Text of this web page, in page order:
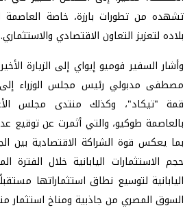
تشهده من تطورات بارزة، خاصة العاصمة
بلاده لتعزيز التعاون الاقتصادي والاستثماري.
وأشار السفير فوميو إيواي إلى الزيارة
مصطفى مدبولي رئيس مجلس الوزراء
قمة "تيكاد"، وكذلك منتدى مجلس
بالعاصمة طوكيو، والتي أثمرت عن توقيع
بما يعكس قوة الشراكة الاقتصادية بين
حجم الاستثمارات اليابانية خلال
اليابانية لتوسيع نطاق استثماراتها
السوق المصري من جاذبية ومناخ استثمار